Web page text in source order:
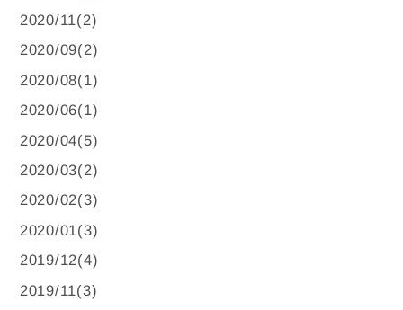
2020/11(2)
2020/09(2)
2020/08(1)
2020/06(1)
2020/04(5)
2020/03(2)
2020/02(3)
2020/01(3)
2019/12(4)
2019/11(3)